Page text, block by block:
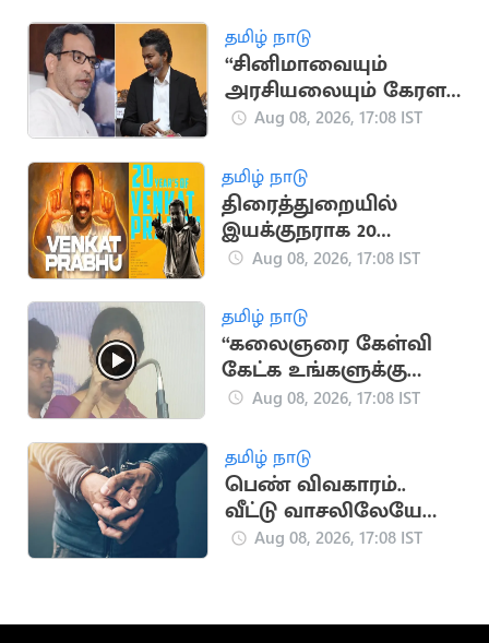
வீரர்கள்
தமிழ் நாடு
“சினிமாவையும்
அரசியலையும் கேரள
மக்கள் பிரித்துப் பார்க்க
Aug 08, 2026, 17:08 IST
தமிழ் நாடு
திரைத்துறையில்
இயக்குநராக 20
ஆண்டுகள் நிறைவு..
நெகிழ்ச்சி பதிவு
Aug 08, 2026, 17:08 IST
தமிழ் நாடு
“கலைஞரை கேள்வி
கேட்க உங்களுக்கு
தகுதியில்லை” -
Aug 08, 2026, 17:08 IST
தமிழ் நாடு
பெண் விவகாரம்..
வீட்டு வாசலிலேயே
ஒருவருக்கு அரிவாள்
Aug 08, 2026, 17:08 IST